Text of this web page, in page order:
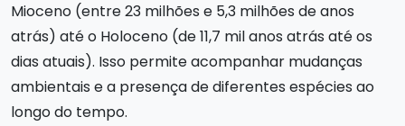
Mioceno (entre 23 milhões e 5,3 milhões de anos
atrás) até o Holoceno (de 11,7 mil anos atrás até os
dias atuais). Isso permite acompanhar mudanças
ambientais e a presença de diferentes espécies ao
longo do tempo.